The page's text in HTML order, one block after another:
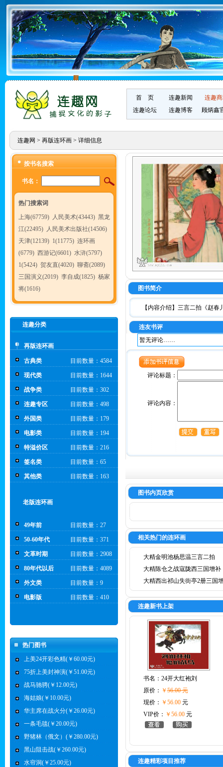
首 页 连趣新闻
连趣
连趣论坛
连趣博客 顾炳鑫
连趣网 > 再版连环画> 详细信息
按书名搜索
书名：
热门搜索词
上海(67759) 人民美术(43443) 黑龙
江(22495) 人民美术出版社(14506)
天津(12139) 1(11775) 连环画
(6779) 西游记(6601) 水浒(5797)
1(5424) 贺友直(4020) 聊斋(2089)
三国演义(2019) 李自成(1825) 杨家
将(1616)
连趣分类
再版连环画
古典类 目前数量：4584
现代类 目前数量：1644
战争类 目前数量：302
连趣专区 目前数量：498
外国类 目前数量：179
电影类 目前数量：194
特溢价区 目前数量：216
签名类 目前数量：65
其他类 目前数量：163
老版连环画
49年前 目前数量：27
50-60年代 目前数量：371
文革时期 目前数量：2908
80年代以后 目前数量：4089
外文类 目前数量：9
电影版 目前数量：410
热门图书
上美24开彩色精(￥60.00元)
75折上美封神演(￥51.00元)
战马驰骋(￥12.00元)
海姑娘(￥10.00元)
华主席在战火分(￥26.00元)
一条毛毯(￥20.00元)
野猪林（俄文）(￥280.00元)
黑山阻击战(￥260.00元)
水帘洞(￥25.00元)
图书简介
【内容介绍】 三言二拍《赵春
连友书评
暂无评论……
评论标题：
评论内容：
图书内页欣赏
相关热门的连环画
大精金明池杨思温三言二拍
大精陈仓之战寇陇西三国增补
大精西出祁山失街亭2册三国
连趣新书上架
书名： 24开大红袍刘
原价： ￥56.00 元
现价： ￥56.00元
VIP价： ￥56.00元
连趣精彩项目推荐